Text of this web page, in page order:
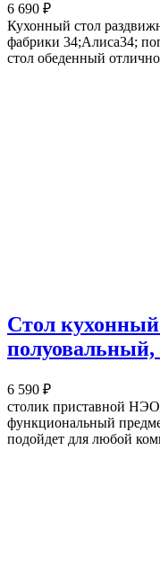
6 690 ₽
Кухонный стол
фабрики 34;Алиса34;
стол обеденный
Стол
полуовальный,
6 590 ₽
столик приставной
функциональный
подойдет для любой